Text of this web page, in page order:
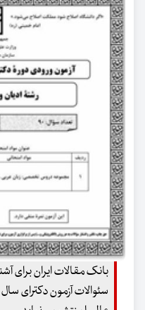
بانک مقالات ایران برای